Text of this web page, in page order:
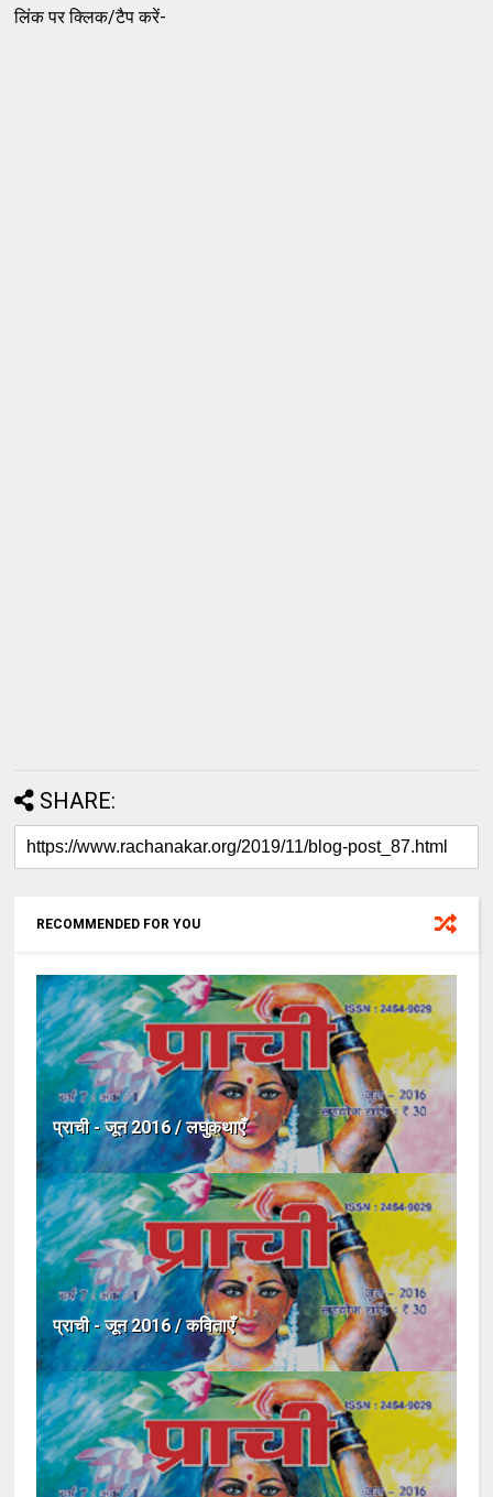
लिंक पर क्लिक/टैप करें-
SHARE:
RECOMMENDED FOR YOU
प्राची - जून 2016 / लघुकथाएँ
प्राची - जून 2016 / कविताएँ